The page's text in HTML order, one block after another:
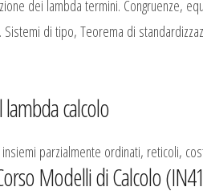
dei lambda termini. Congruenze,
di tipo, Teorema di
calcolo
parzialmente ordinati, reticoli,
Modelli di Calcolo